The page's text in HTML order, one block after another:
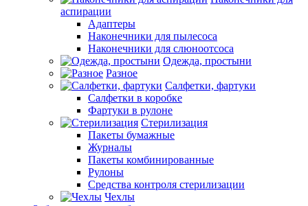
аспирации
Адаптеры
Наконечники для пылесоса
Наконечники для слюноотсоса
Одежда, простыни
Разное
Салфетки, фартуки
Салфетки в коробке
Фартуки в рулоне
Стерилизация
Пакеты бумажные
Журналы
Пакеты комбинированные
Рулоны
Средства контроля стерилизации
Чехлы